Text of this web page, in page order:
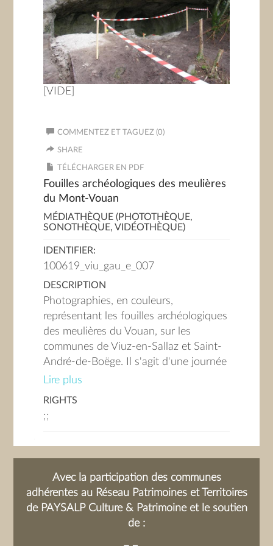
[VIDE]
COMMENTEZ ET TAGUEZ (0)
SHARE
TÉLÉCHARGER EN PDF
Fouilles archéologiques des meulières
du Mont-Vouan
MÉDIATHÈQUE (PHOTOTHÈQUE,
SONOTHÈQUE, VIDÉOTHÈQUE)
IDENTIFIER:
100619_viu_gau_e_007
DESCRIPTION
Photographies, en couleurs,
représentant les fouilles archéologiques
des meulières du Vouan, sur les
communes de Viuz-en-Sallaz et Saint-
André-de-Boëge. Il s'agit d'une journée
portes-ouvertes permettant de visiter
extraites de la roche. Celles du Mont
monde.
Lire plus
RIGHTS
;;
Avec la participation des communes
adhérentes au Réseau Patrimoines et Territoires
de PAYSALP Culture & Patrimoine et le soutien
de :